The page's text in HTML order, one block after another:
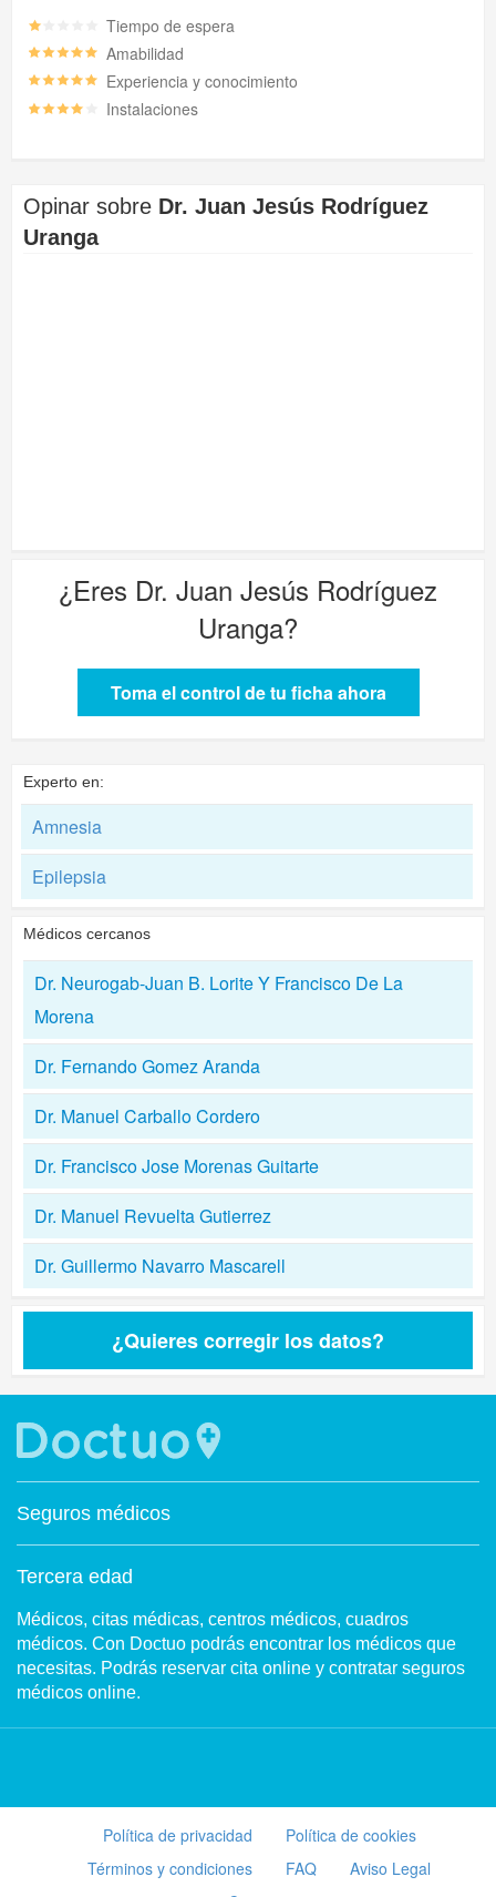
Tiempo de espera
Amabilidad
Experiencia y conocimiento
Instalaciones
Opinar sobre Dr. Juan Jesús Rodríguez
Uranga
¿Eres Dr. Juan Jesús Rodríguez
Uranga?
Toma el control de tu ficha ahora
Experto en:
Amnesia
Epilepsia
Médicos cercanos
Dr. Neurogab-Juan B. Lorite Y Francisco De La
Morena
Dr. Fernando Gomez Aranda
Dr. Manuel Carballo Cordero
Dr. Francisco Jose Morenas Guitarte
Dr. Manuel Revuelta Gutierrez
Dr. Guillermo Navarro Mascarell
¿Quieres corregir los datos?
Seguros médicos
Tercera edad
Médicos, citas médicas, centros médicos, cuadros
médicos. Con Doctuo podrás encontrar los médicos que
necesitas. Podrás reservar cita online y contratar seguros
médicos online.
Política de privacidad
Política de cookies
Términos y condiciones
FAQ
Aviso Legal